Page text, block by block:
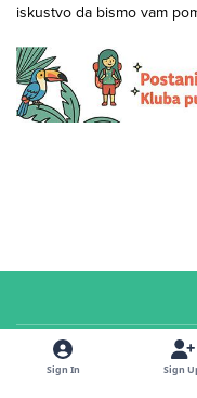
iskustvo da bismo vam
© 2026 Klub putnika. Sva
Sign In Sign